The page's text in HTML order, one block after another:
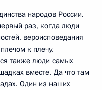
народов России.
раз, когда люди
вероисповедания
к плечу,
также люди самых
вместе. Да что там
Один из наших